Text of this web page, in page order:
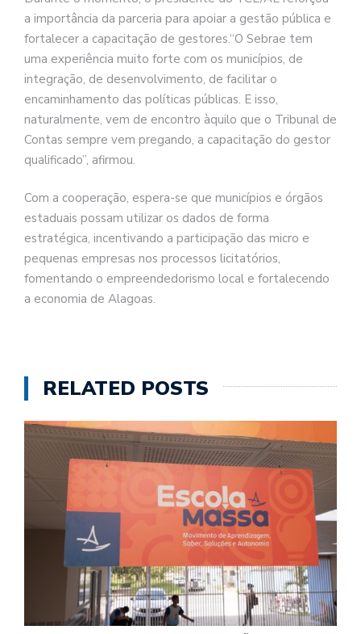
a importância da parceria para apoiar a gestão pública e
fortalecer a capacitação de gestores.“O Sebrae tem
uma experiência muito forte com os municípios, de
integração, de desenvolvimento, de facilitar o
encaminhamento das políticas públicas. E isso,
naturalmente, vem de encontro àquilo que o Tribunal de
Contas sempre vem pregando, a capacitação do gestor
qualificado”, afirmou.
Com a cooperação, espera-se que municípios e órgãos
estaduais possam utilizar os dados de forma
estratégica, incentivando a participação das micro e
pequenas empresas nos processos licitatórios,
fomentando o empreendedorismo local e fortalecendo
a economia de Alagoas.
RELATED POSTS